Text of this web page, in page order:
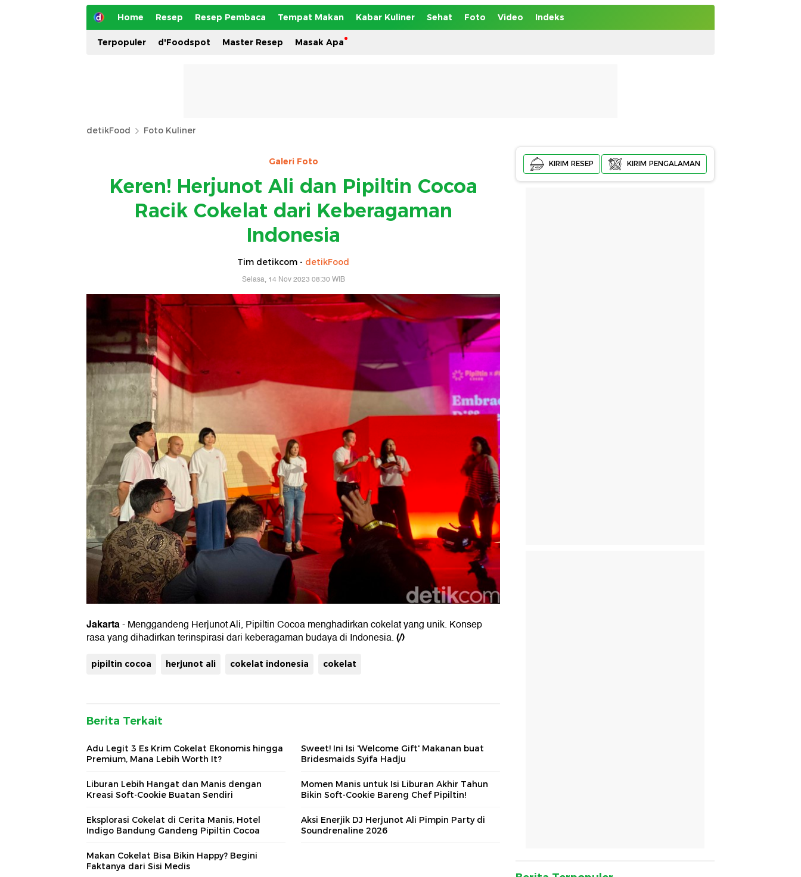
Home Resep Resep Pembaca Tempat Makan Kabar Kuliner Sehat Foto Video Indeks
Terpopuler d'Foodspot Master Resep Masak Apa
detikFood Foto Kuliner
Galeri Foto
Keren! Herjunot Ali dan Pipiltin Cocoa
Racik Cokelat dari Keberagaman
Indonesia
Tim detikcom - detikFood
Selasa, 14 Nov 2023 08:30 WIB
Jakarta- Menggandeng Herjunot Ali, Pipiltin Cocoa menghadirkan cokelat yang unik. Konsep
rasa yang dihadirkan terinspirasi dari keberagaman budaya di Indonesia.(/)
pipiltin cocoa herjunot ali cokelat indonesia cokelat
Berita Terkait
Adu Legit 3 Es Krim Cokelat Ekonomis hingga
Premium, Mana Lebih Worth It?
Sweet! Ini Isi 'Welcome Gift' Makanan buat
Bridesmaids Syifa Hadju
Liburan Lebih Hangat dan Manis dengan
Kreasi Soft-Cookie Buatan Sendiri
Momen Manis untuk Isi Liburan Akhir Tahun
Bikin Soft-Cookie Bareng Chef Pipiltin!
Eksplorasi Cokelat di Cerita Manis, Hotel
Indigo Bandung Gandeng Pipiltin Cocoa
Aksi Enerjik DJ Herjunot Ali Pimpin Party di
Soundrenaline 2026
Makan Cokelat Bisa Bikin Happy? Begini
Faktanya dari Sisi Medis
KIRIM RESEP KIRIM PENGALAMAN